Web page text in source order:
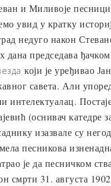
и Миливоје
увид у кратку
недуго након
дана председава
који је уређивао
савета. Али
интелектуалац.
(оснивач катедре
изазвале су
песникова
је да песничком
смрти 31. августа